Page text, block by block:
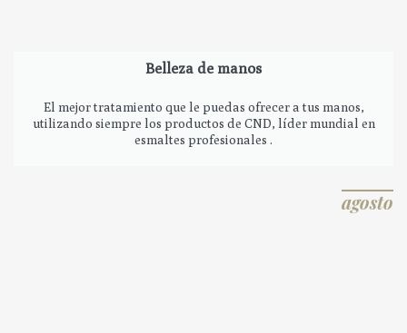
Belleza de manos
El mejor tratamiento que le puedas ofrecer a tus manos,
utilizando siempre los productos de CND, líder mundial en
esmaltes profesionales .
agosto